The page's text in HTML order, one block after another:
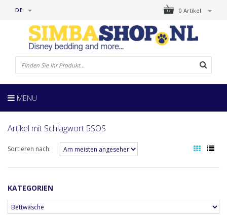
0 Artikel
DE
MENU
Artikel mit Schlagwort 5SOS
Sortieren nach:
KATEGORIEN